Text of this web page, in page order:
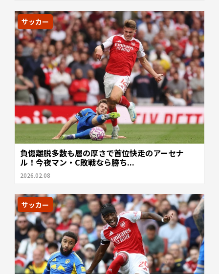
サッカー
負傷離脱多数も層の厚さで首位快走のアーセナ
ル！今夜マン・C敗戦なら勝ち...
2026.02.08
サッカー